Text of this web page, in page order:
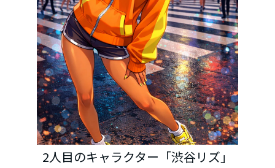
2人目のキャラクター「渋谷リズ」